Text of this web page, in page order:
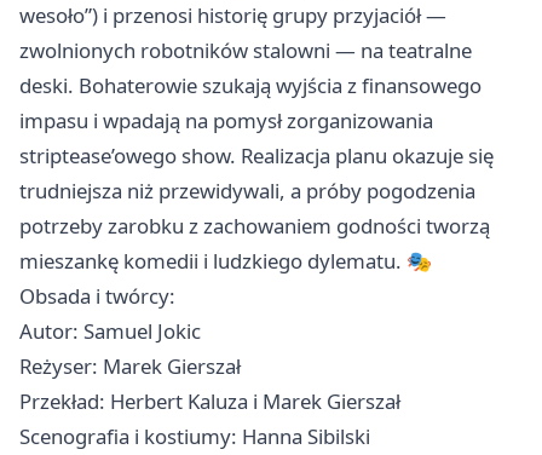
wesoło”) i przenosi historię grupy przyjaciół —
zwolnionych robotników stalowni — na teatralne
deski. Bohaterowie szukają wyjścia z finansowego
impasu i wpadają na pomysł zorganizowania
striptease’owego show. Realizacja planu okazuje się
trudniejsza niż przewidywali, a próby pogodzenia
potrzeby zarobku z zachowaniem godności tworzą
mieszankę komedii i ludzkiego dylematu. 🎭
Obsada i twórcy:
Autor: Samuel Jokic
Reżyser: Marek Gierszał
Przekład: Herbert Kaluza i Marek Gierszał
Scenografia i kostiumy: Hanna Sibilski